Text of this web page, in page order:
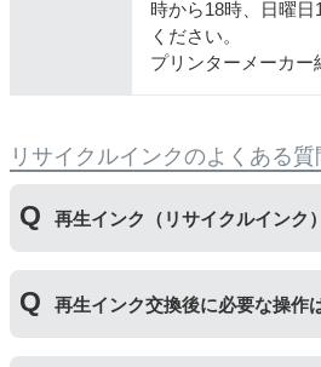
時から18時、日曜
ください。
プリンターメーカー
リサイクルインクのよくある質
再生インク（リサイクルインク
にて洗浄やインク充填をしたう
商品です。純正品に比べて、印
再生インク交換後に必要な操作